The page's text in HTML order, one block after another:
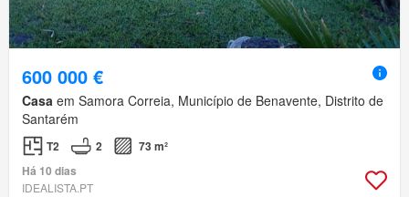
600 000 €
Casa em Samora Correia, Município de Benavente, Distrito de
Santarém
T2 2
73 m²
Há 10 dias
IDEALISTA.PT